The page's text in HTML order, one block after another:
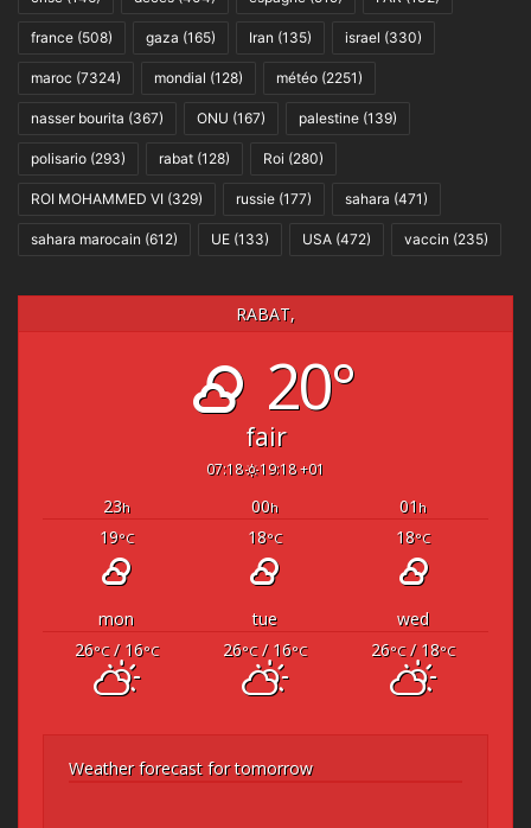
france (508) gaza (165) Iran (135) israel (330)
maroc (7324) mondial (128) météo (2251)
nasser bourita (367) ONU (167) palestine (139)
polisario (293) rabat (128) Roi (280)
ROI MOHAMMED VI (329) russie (177) sahara (471)
sahara marocain (612) UE (133) USA (472) vaccin (235)
RABAT,
20°
fair
07:18 19:18 +01
23h 00h 01 h
19°C 18°C 18°C
mon tue
wed
26°C/ 16°C 26°C/ 16°C 26°C/ 18°C
Weather forecast for tomorrow